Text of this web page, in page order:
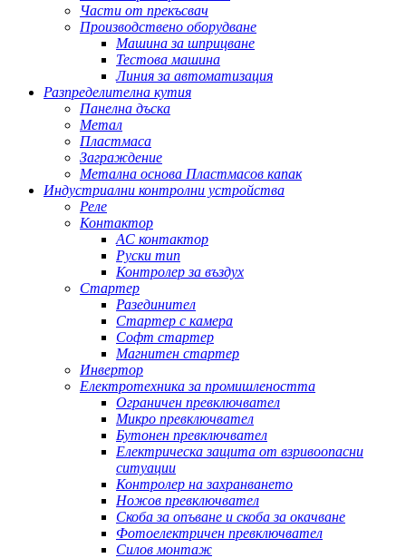
Части от прекъсвач
Производствено оборудване
Машина за шприцване
Тестова машина
Линия за автоматизация
Разпределителна кутия
Панелна дъска
Метал
Пластмаса
Заграждение
Метална основа Пластмасов капак
Индустриални контролни устройства
Реле
Контактор
AC контактор
Руски тип
Контролер за въздух
Стартер
Разединител
Стартер с камера
Софт стартер
Магнитен стартер
Инвертор
Електротехника за промишлеността
Ограничен превключвател
Микро превключвател
Бутонен превключвател
Електрическа защита от взривоопасни
ситуации
Контролер на захранването
Ножов превключвател
Скоба за опъване и скоба за окачване
Фотоелектричен превключвател
Силов монтаж